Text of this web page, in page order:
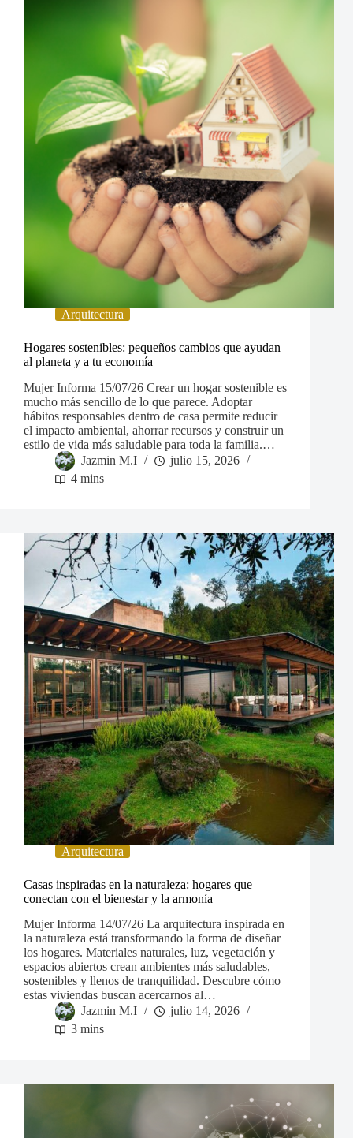
Arquitectura
Hogares sostenibles: pequeños cambios que ayudan
al planeta y a tu economía
Mujer Informa 15/07/26 Crear un hogar sostenible es
mucho más sencillo de lo que parece. Adoptar
hábitos responsables dentro de casa permite reducir
el impacto ambiental, ahorrar recursos y construir un
estilo de vida más saludable para toda la familia.…
Jazmin M.I
julio 15, 2026
4 mins
Arquitectura
Casas inspiradas en la naturaleza: hogares que
conectan con el bienestar y la armonía
Mujer Informa 14/07/26 La arquitectura inspirada en
la naturaleza está transformando la forma de diseñar
los hogares. Materiales naturales, luz, vegetación y
espacios abiertos crean ambientes más saludables,
sostenibles y llenos de tranquilidad. Descubre cómo
estas viviendas buscan acercarnos al…
Jazmin M.I
julio 14, 2026
3 mins